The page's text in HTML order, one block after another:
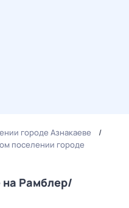
городе Азнакаеве
поселении городе
на Рамблер/